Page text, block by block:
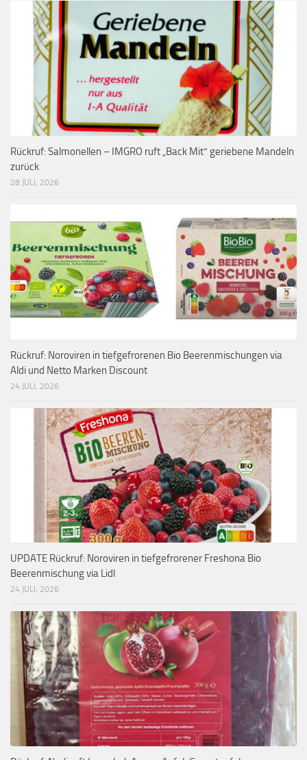
Rückruf: Salmonellen – IMGRO ruft „Back Mit“ geriebene Mandeln
zurück
28 JULI, 2026
Rückruf: Noroviren in tiefgefrorenen Bio Beerenmischungen via
Aldi und Netto Marken Discount
24 JULI, 2026
UPDATE Rückruf: Noroviren in tiefgefrorener Freshona Bio
Beerenmischung via Lidl
24 JULI, 2026